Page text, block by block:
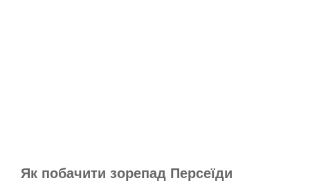
Як побачити зорепад Персеїди